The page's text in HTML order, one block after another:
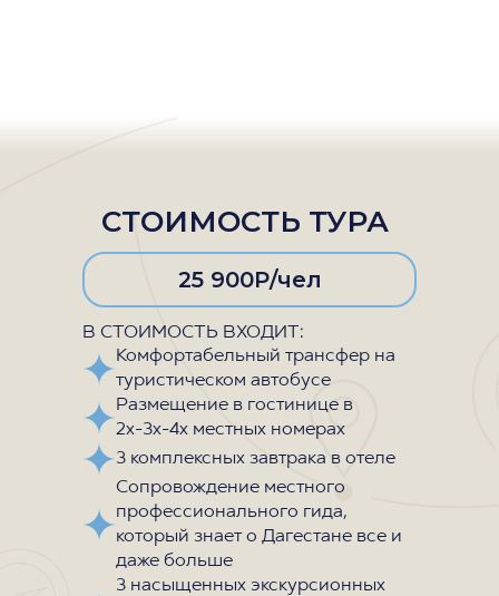
25 900Р/чел
СТОИМОСТЬ ТУРА
В СТОИМОСТЬ ВХОДИТ:
Комфортабельный трансфер на
туристическом автобусе
Размещение в гостинице в
2х-3х-4х местных номерах
3 комплексных завтрака в отеле
Сопровождение местного
профессионального гида,
который знает о Дагестане все и
даже больше
3 насыщенных экскурсионных